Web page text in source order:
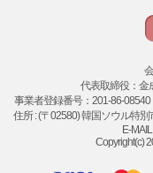
代表取締役：
事業者登録番号：201-86-
住所 : (〒02580) 韓国ソウル特
E-
Copyright(c)